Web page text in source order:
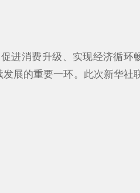
促进消费升级、实现经济循环
展的重要一环。此次新华